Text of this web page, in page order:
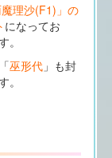
魔理沙(F1)」の
になってお
巫形代」も封